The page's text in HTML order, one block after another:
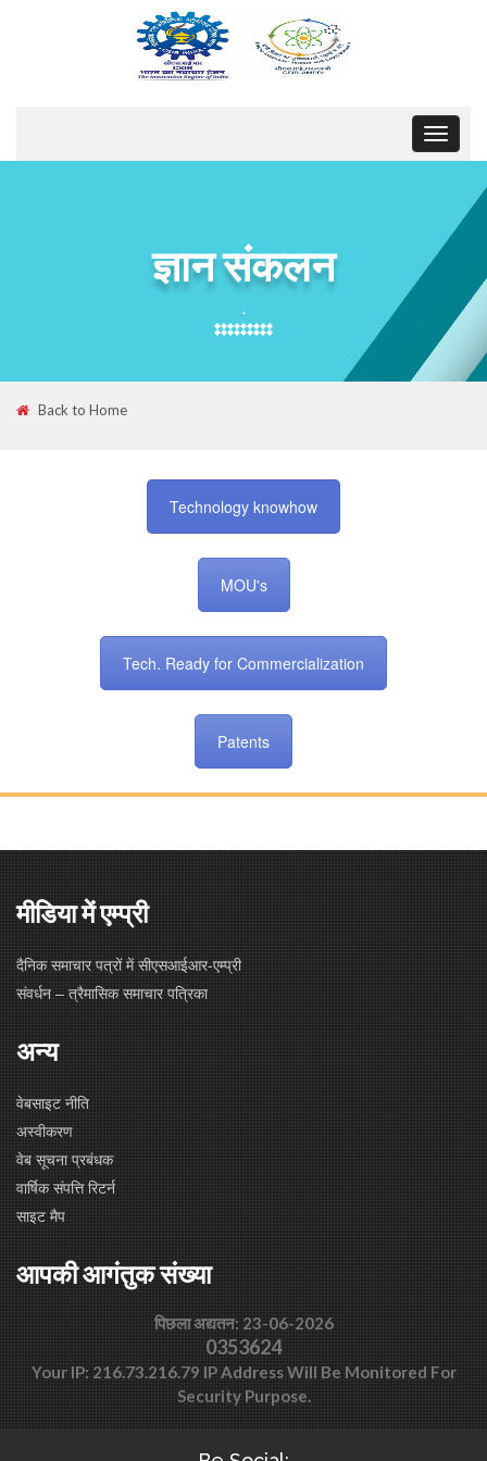
Toggle
ज्ञान संकलन
.
Back to Home
Technology knowhow
MOU's
Tech. Ready for Commercialization
Patents
मीडिया में एम्प्री
दैनिक समाचार पत्रों में सीएसआईआर-एम्प्री
संवर्धन – त्रैमासिक समाचार पत्रिका
अन्य
वेबसाइट नीति
अस्वीकरण
वेब सूचना प्रबंधक
वार्षिक संपत्ति रिटर्न
साइट मैप
आपकी आगंतुक संख्या
पिछला अद्यतन: 23-06-2026
0353624
Your IP: 216.73.216.79 IP Address Will Be Monitored For
Security Purpose.